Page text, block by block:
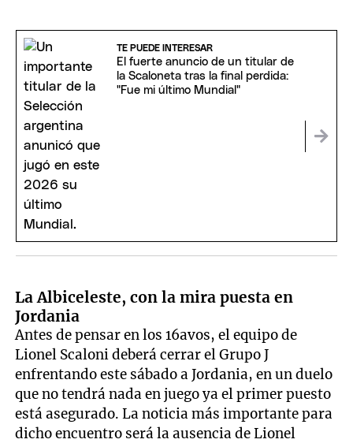
TE PUEDE INTERESAR
El fuerte anuncio de un titular de
la Scaloneta tras la final perdida:
"Fue mi último Mundial"
La Albiceleste, con la mira puesta en
Jordania
Antes de pensar en los 16avos, el equipo de
Lionel Scaloni deberá cerrar el Grupo J
enfrentando este sábado a Jordania, en un duelo
que no tendrá nada en juego ya el primer puesto
está asegurado. La noticia más importante para
dicho encuentro será la ausencia de Lionel